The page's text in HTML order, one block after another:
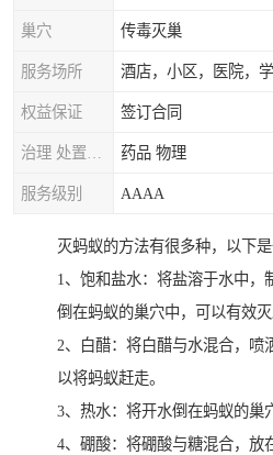
巢穴 传毒灭巢
服务场所 酒店，小区，医院，
权益保证 签订合同
药品 物理
服务级别 AAAA
灭蚂蚁的方法有很多种，以下是
1、饱和盐水：将盐溶于水中，
倒在蚂蚁的巢穴中，可以有效灭
2、白醋：将白醋与水混合，喷
以将蚂蚁赶走。
3、热水：将开水倒在蚂蚁的巢
4、硼酸：将硼酸与糖混合，放